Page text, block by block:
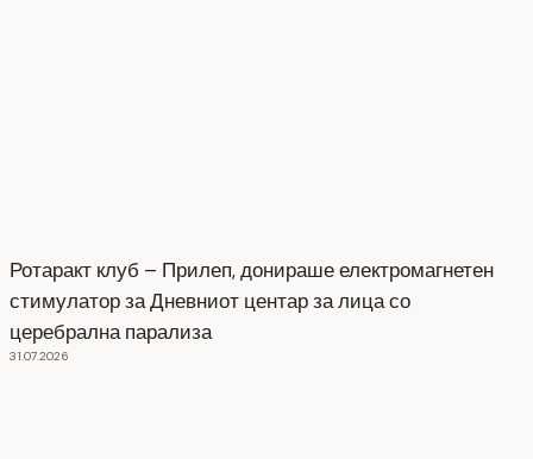
Ротаракт клуб – Прилеп, донираше електромагнетен
стимулатор за Дневниот центар за лица со
церебрална парализа
31.07.2026